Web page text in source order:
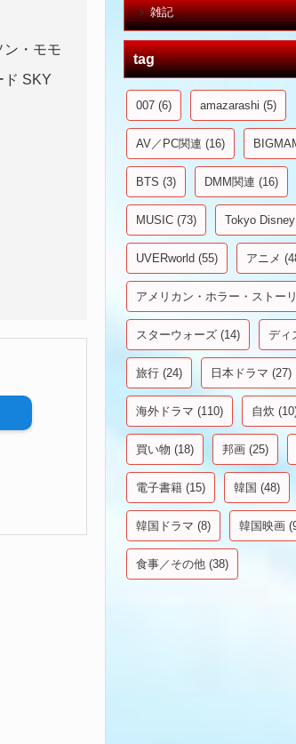
ン・モモ
ド SKY
雑記
tag
007(6) amazarashi (5)
AV／PC関連 (16)
BTS (3) DMM関連 (16)
MUSIC(73) Tokyo
UVERworld(55) アニメ
アメリカン・ホラー・ストー
スターウォーズ(14) ディ
旅行(24) 日本ドラマ (27)
海外ドラマ (110) 自炊
買い物 (18) 邦画(25)
電子書籍(15) 韓国 (48)
韓国ドラマ (8) 韓国映画
食事／その他(38)